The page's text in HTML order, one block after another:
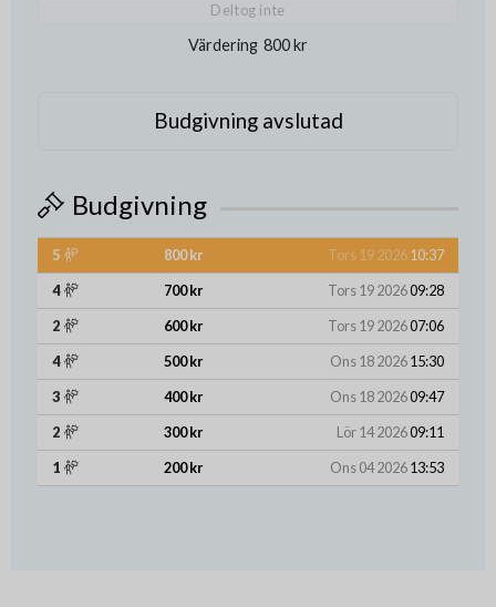
Deltog inte
Värdering 800 kr
Budgivning avslutad
Budgivning
5 800 kr Tors 19 202610:37
4
700 kr Tors 19 202609:28
2
600 kr Tors 19 202607:06
4
500 kr Ons 18 202615:30
3
400 kr Ons 18 202609:47
2
300 kr Lör 14 202609:11
1
200 kr Ons 04 202613:53